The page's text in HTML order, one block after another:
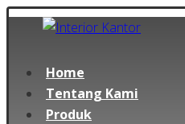
Home
Tentang Kami
Produk